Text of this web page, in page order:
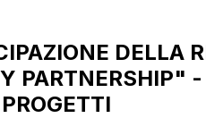
DELLA
PARTNERSHIP"